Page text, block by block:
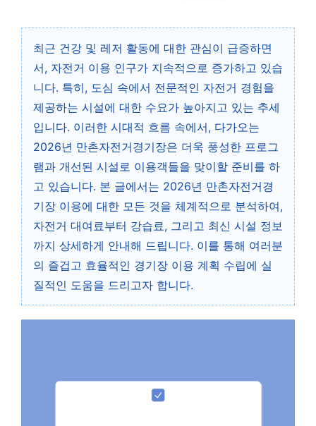
최근 건강 및 레저 활동에 대한 관심이 급증하면
서, 자전거 이용 인구가 지속적으로 증가하고 있습
니다. 특히, 도심 속에서 전문적인 자전거 경험을
제공하는 시설에 대한 수요가 높아지고 있는 추세
입니다. 이러한 시대적 흐름 속에서, 다가오는
2026년 만촌자전거경기장은 더욱 풍성한 프로그
램과 개선된 시설로 이용객들을 맞이할 준비를 하
고 있습니다. 본 글에서는 2026년 만촌자전거경
기장 이용에 대한 모든 것을 체계적으로 분석하여,
자전거 대여료부터 강습료, 그리고 최신 시설 정보
까지 상세하게 안내해 드립니다. 이를 통해 여러분
의 즐겁고 효율적인 경기장 이용 계획 수립에 실
질적인 도움을 드리고자 합니다.